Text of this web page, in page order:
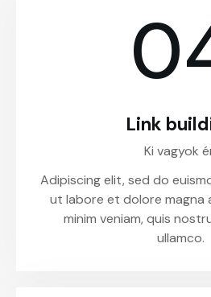
Link
Ki vagyok
Adipiscing elit, sed do
ut labore et dolore magna
minim veniam, quis
ullamco.